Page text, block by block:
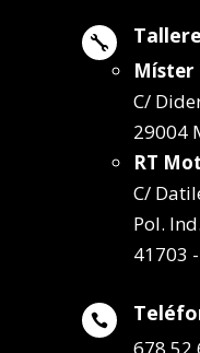

Míster
C/
29004
RT
C/
Pol.
41703
